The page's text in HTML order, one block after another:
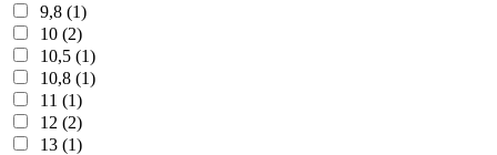
9,8 (1)
10 (2)
10,5 (1)
10,8 (1)
11 (1)
12 (2)
13 (1)